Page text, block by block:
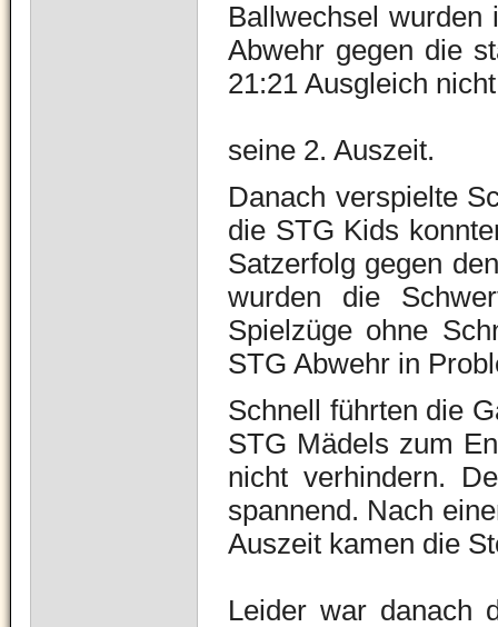
Ballwechsel
Abwehr gegen die
21:21 Ausgleich
seine 2. Auszeit.
Danach verspielte
die STG Kids
Satzerfolg gegen
wurden die
Spielzüge ohne
STG Abwehr in
Schnell führten die
STG Mädels zum
nicht verhindern.
spannend. Nach
Auszeit kamen die
Leider war danach